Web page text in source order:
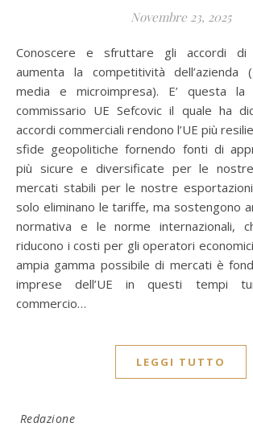
Novembre 23, 2025
Conoscere e sfruttare gli accordi di libero scambio
aumenta la competitività dell’azienda
media e microimpresa). E’ questa la
commissario UE Sefcovic il quale ha
accordi commerciali rendono l’UE più
sfide geopolitiche fornendo fonti di
più sicure e diversificate per le
mercati stabili per le nostre
solo eliminano le tariffe, ma sostengono
normativa e le norme internazionali,
riducono i costi per gli operatori
ampia gamma possibile di mercati è
imprese dell’UE in questi tempi
commercio…
LEGGI TUTTO
Redazione